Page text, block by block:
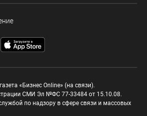
«Бизнес Online» (на связи).
СМИ Эл №ФС 77-33484 от 15.10.08.
по надзору в сфере связи и массовых